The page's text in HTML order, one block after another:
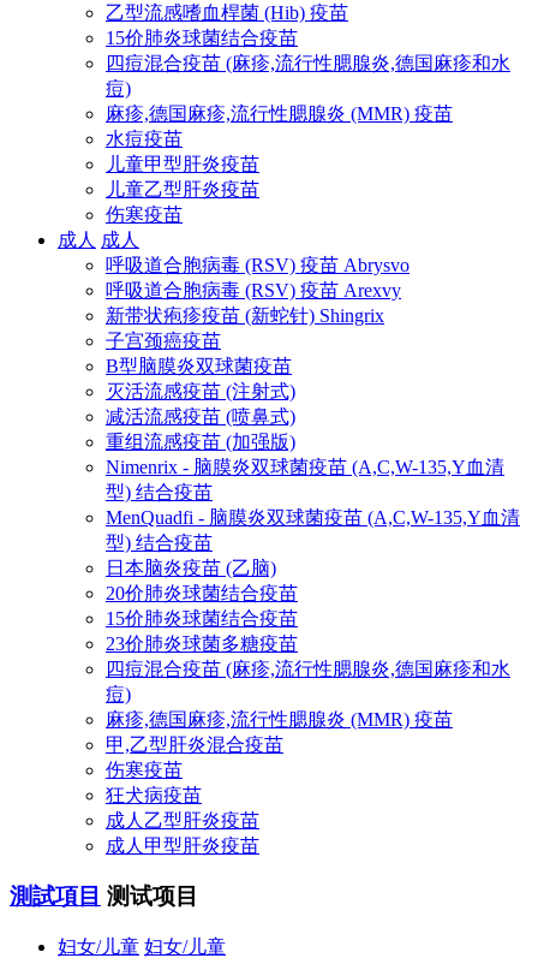
乙型流感嗜血桿菌 (Hib) 疫苗
15价肺炎球菌结合疫苗
四痘混合疫苗 (麻疹,流行性腮腺炎,德国麻疹和水
痘)
麻疹,德国麻疹,流行性腮腺炎 (MMR) 疫苗
水痘疫苗
儿童甲型肝炎疫苗
儿童乙型肝炎疫苗
伤寒疫苗
成人 成人
呼吸道合胞病毒 (RSV) 疫苗 Abrysvo
呼吸道合胞病毒 (RSV) 疫苗 Arexvy
新带状疱疹疫苗 (新蛇针) Shingrix
子宫颈癌疫苗
B型脑膜炎双球菌疫苗
灭活流感疫苗 (注射式)
减活流感疫苗 (喷鼻式)
重组流感疫苗 (加强版)
Nimenrix - 脑膜炎双球菌疫苗 (A,C,W-135,Y血清
型) 结合疫苗
MenQuadfi - 脑膜炎双球菌疫苗 (A,C,W-135,Y血清
型) 结合疫苗
日本脑炎疫苗 (乙脑)
20价肺炎球菌结合疫苗
15价肺炎球菌结合疫苗
23价肺炎球菌多糖疫苗
四痘混合疫苗 (麻疹,流行性腮腺炎,德国麻疹和水
痘)
麻疹,德国麻疹,流行性腮腺炎 (MMR) 疫苗
甲,乙型肝炎混合疫苗
伤寒疫苗
狂犬病疫苗
成人乙型肝炎疫苗
成人甲型肝炎疫苗
測試項目 测试项目
妇女/儿童 妇女/儿童